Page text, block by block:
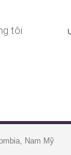
tôi
Nam Mỹ